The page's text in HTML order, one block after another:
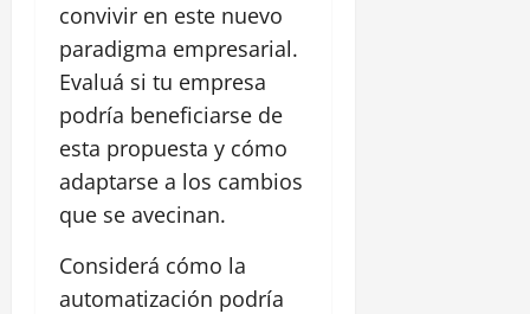
convivir en este nuevo
paradigma empresarial.
Evaluá si tu empresa
podría beneficiarse de
esta propuesta y cómo
adaptarse a los cambios
que se avecinan.
Considerá cómo la
automatización podría